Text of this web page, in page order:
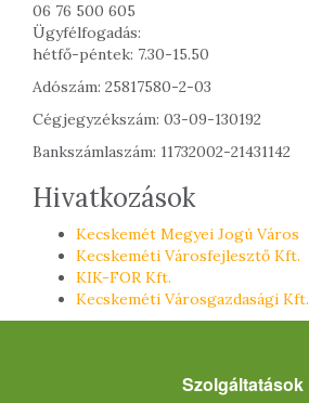
06 76 500 605
Ügyfélfogadás:
hétfő-péntek: 7.30-15.50
Adószám: 25817580-2-03
Cégjegyzékszám: 03-09-130192
Bankszámlaszám: 11732002-21431142
Hivatkozások
Kecskemét Megyei Jogú Város
Kecskeméti Városfejlesztő Kft.
KIK-FOR Kft.
Kecskeméti Városgazdasági Kft.
Szolgáltatások